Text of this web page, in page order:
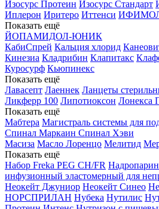
Изосурс Протеин Изосурс Стандарт
Иплерон Иритеро Иттенси
Показать ещё
ЙОПАМИДОЛ-ЮНИК
КабиСпрей Кальция хлорид
Кинезиа Кладрибин Клапитакс
Куросурф Кьюпинекс
Показать ещё
Лавасепт Лаеннек Ланцеты
Ликферр 100 Липотиоксон Лонекса
Показать ещё
Мабтера Магистраль системы для
Спинал Маркаин Спинал Хэви
Масиза Масло Лоренцо Мелитид
Показать ещё
Набор Freka PEG CH/FR
инфузионный эластомерный для
Неокейт Джуниор Неокейт Синео
НОРСПРИЛАН Нубека Нутилис